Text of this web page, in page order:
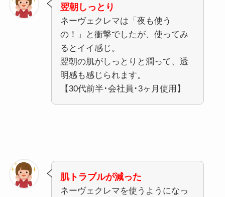
翌朝しっとり
ネーヴェクレマは「夜も使う
の！」と衝撃でしたが、使ってみ
るとイイ感じ。
翌朝の肌がしっとりと潤って、透
明感も感じられます。
【30代前半･会社員･3ヶ月使用】
肌トラブルが減った
ネーヴェクレマを使うようになっ